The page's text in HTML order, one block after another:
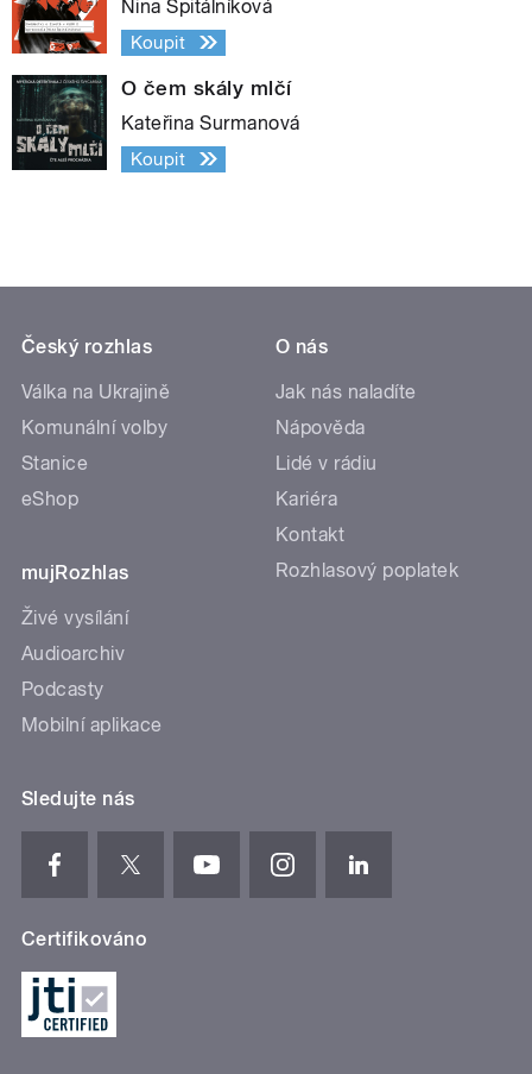
Nina Špitálníková
Koupit
O čem skály mlčí
Kateřina Surmanová
Koupit
Český rozhlas
Válka na Ukrajině
Komunální volby
Stanice
eShop
mujRozhlas
Živé vysílání
Audioarchiv
Podcasty
Mobilní aplikace
O nás
Jak nás naladíte
Nápověda
Lidé v rádiu
Kariéra
Kontakt
Rozhlasový poplatek
Sledujte nás
Certifikováno